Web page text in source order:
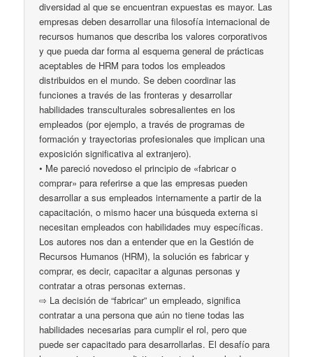
diversidad al que se encuentran expuestas es mayor. Las
empresas deben desarrollar una filosofía internacional de
recursos humanos que describa los valores corporativos
y que pueda dar forma al esquema general de prácticas
aceptables de HRM para todos los empleados
distribuidos en el mundo. Se deben coordinar las
funciones a través de las fronteras y desarrollar
habilidades transculturales sobresalientes en los
empleados (por ejemplo, a través de programas de
formación y trayectorias profesionales que implican una
exposición significativa al extranjero).
• Me pareció novedoso el principio de «fabricar o
comprar» para referirse a que las empresas pueden
desarrollar a sus empleados internamente a partir de la
capacitación, o mismo hacer una búsqueda externa si
necesitan empleados con habilidades muy específicas.
Los autores nos dan a entender que en la Gestión de
Recursos Humanos (HRM), la solución es fabricar y
comprar, es decir, capacitar a algunas personas y
contratar a otras personas externas.
⇨ La decisión de “fabricar” un empleado, significa
contratar a una persona que aún no tiene todas las
habilidades necesarias para cumplir el rol, pero que
puede ser capacitado para desarrollarlas. El desafío para